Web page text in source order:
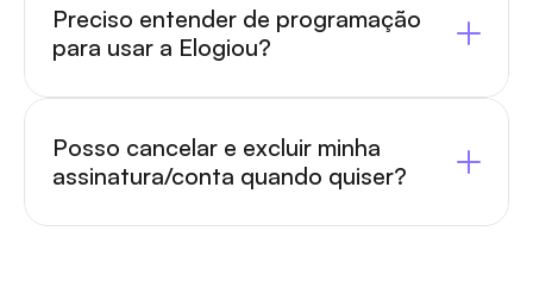
Preciso entender de programação
para usar a Elogiou?
Posso cancelar e excluir minha
assinatura/conta quando quiser?